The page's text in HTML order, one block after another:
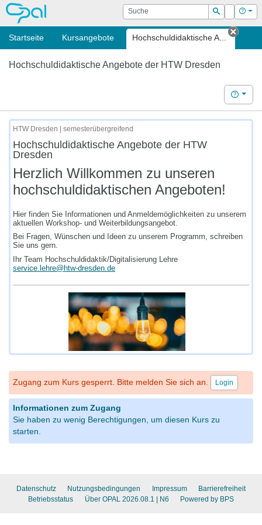
OPAL Suche
Suchen
Login Hilfe
Startseite Kursangebote Hochschuldidaktische A...
Tab
Hochschuldidaktische Angebote der HTW Dresden
Hilfe
HTW Dresden | semesterübergreifend
Hochschuldidaktische Angebote der HTW
Dresden
Herzlich Willkommen zu unseren
hochschuldidaktischen Angeboten!
Hier finden Sie Informationen und Anmeldemöglichkeiten zu unserem
aktuellen Workshop- und Weiterbildungsangebot.
Bei Fragen, Wünschen und Ideen zu unserem Programm, schreiben
Sie uns gern.
Ihr Team Hochschuldidaktik/Digitalisierung Lehre
service.lehre@htw-dresden.de
Zugang zum Kurs gesperrt. Bitte melden Sie sich an. Login
Informationen zum Zugang
Sie haben zu wenig Berechtigungen, um diesen Kurs zu
starten.
Datenschutz Nutzungsbedingungen Impressum
Barrierefreiheit
Betriebsstatus
Über OPAL 2026.08.1 | N6 Powered by BPS